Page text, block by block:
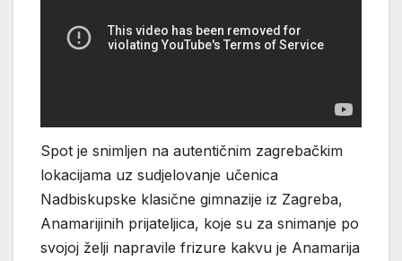
Spot je snimljen na autentičnim zagrebačkim
lokacijama uz sudjelovanje učenica
Nadbiskupske klasične gimnazije iz Zagreba,
Anamarijinih prijateljica, koje su za snimanje po
svojoj želji napravile frizure kakvu je Anamarija